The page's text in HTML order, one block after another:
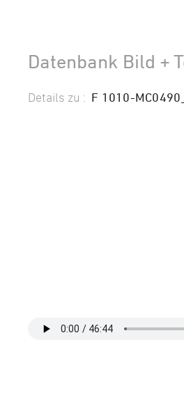
Datenbank Bild +
Details zu : F 1010-